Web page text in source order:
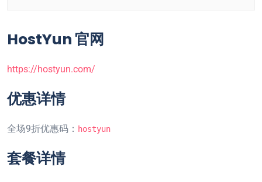
HostYun 官网
https://hostyun.com/
优惠详情
全场9折优惠码： hostyun
套餐详情